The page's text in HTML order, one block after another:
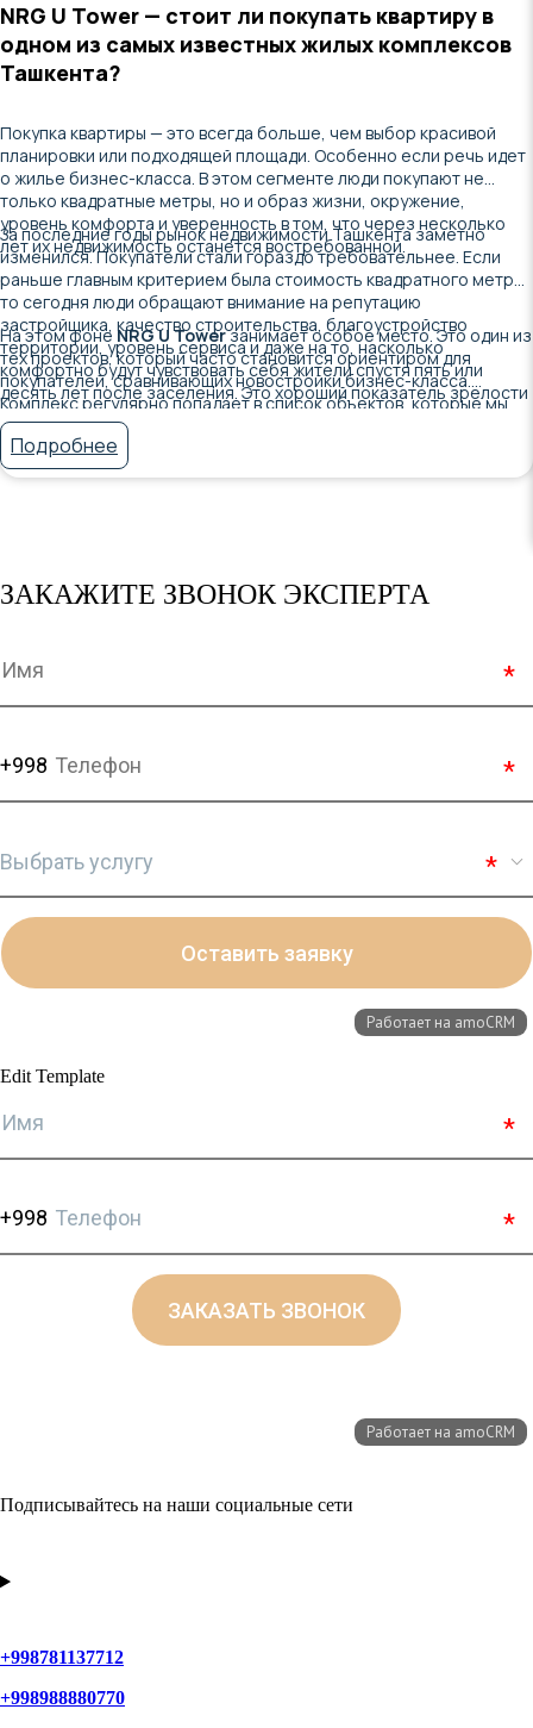
NRG U Tower — стоит ли покупать квартиру в
одном из самых известных жилых комплексов
Ташкента?
Покупка квартиры — это всегда больше, чем выбор красивой
планировки или подходящей площади. Особенно если речь идет
о жилье бизнес-класса. В этом сегменте люди покупают не
только квадратные метры, но и образ жизни, окружение,
уровень комфорта и уверенность в том, что через несколько
лет их недвижимость останется востребованной.
За последние годы рынок недвижимости Ташкента заметно
изменился. Покупатели стали гораздо требовательнее. Если
раньше главным критерием была стоимость квадратного метра,
то сегодня люди обращают внимание на репутацию
застройщика, качество строительства, благоустройство
территории, уровень сервиса и даже на то, насколько
комфортно будут чувствовать себя жители спустя пять или
десять лет после заселения. Это хороший показатель зрелости
рынка. Люди перестали покупать только стены — они выбирают
среду, в которой будут жить.
На этом фоне NRG U Towerзанимает особое место. Это один из
тех проектов, который часто становится ориентиром для
покупателей, сравнивающих новостройки бизнес-класса.
Комплекс регулярно попадает в список объектов, которые мы
рекомендуем рассмотреть клиентам, но не потому, что он
подойдет абсолютно всем. Скорее наоборот — у него есть своя
аудитория, и именно поэтому важно понимать, что вы получаете,
Подробнее
ЗАКАЖИТЕ ЗВОНОК ЭКСПЕРТА
Edit Template
Подписывайтесь на наши социальные сети
+998781137712
+998988880770